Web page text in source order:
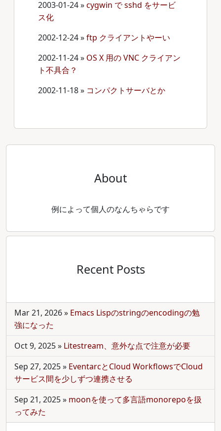
2003-01-24»cygwin で sshd をサービ
ス化
2002-12-24»ftp クライアントやーい
2002-11-24» OS X 用の VNC クライアン
ト不具合？
2002-11-18» コンパクトサーバとか
About
例によって個人のなんちゃらです
Recent Posts
Mar 21, 2026» Emacs Lispのstringのencodingの勉
強になった
Oct 9, 2025» Litestream、意外な点で注意が必要
Sep 27, 2025» EventarcとCloud WorkflowsでCloud
サービス間を少しずつ連携させる
Sep 21, 2025» moonを使って多言語monorepoを扱
ってみた